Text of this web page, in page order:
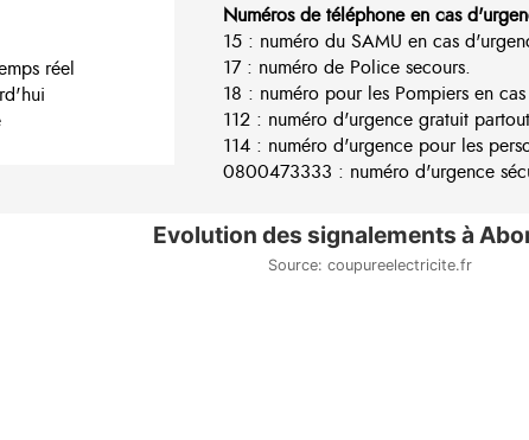
réel
Numéros de téléphone en cas
15 : numéro du SAMU en cas
17 : numéro de Police secours.
18 : numéro pour les Pompiers en
112 : numéro d'urgence gratuit
114 : numéro d'urgence pour les
0800473333 : numéro d'urgence
Evolution des signalements à
Source: coupureelectricite.fr